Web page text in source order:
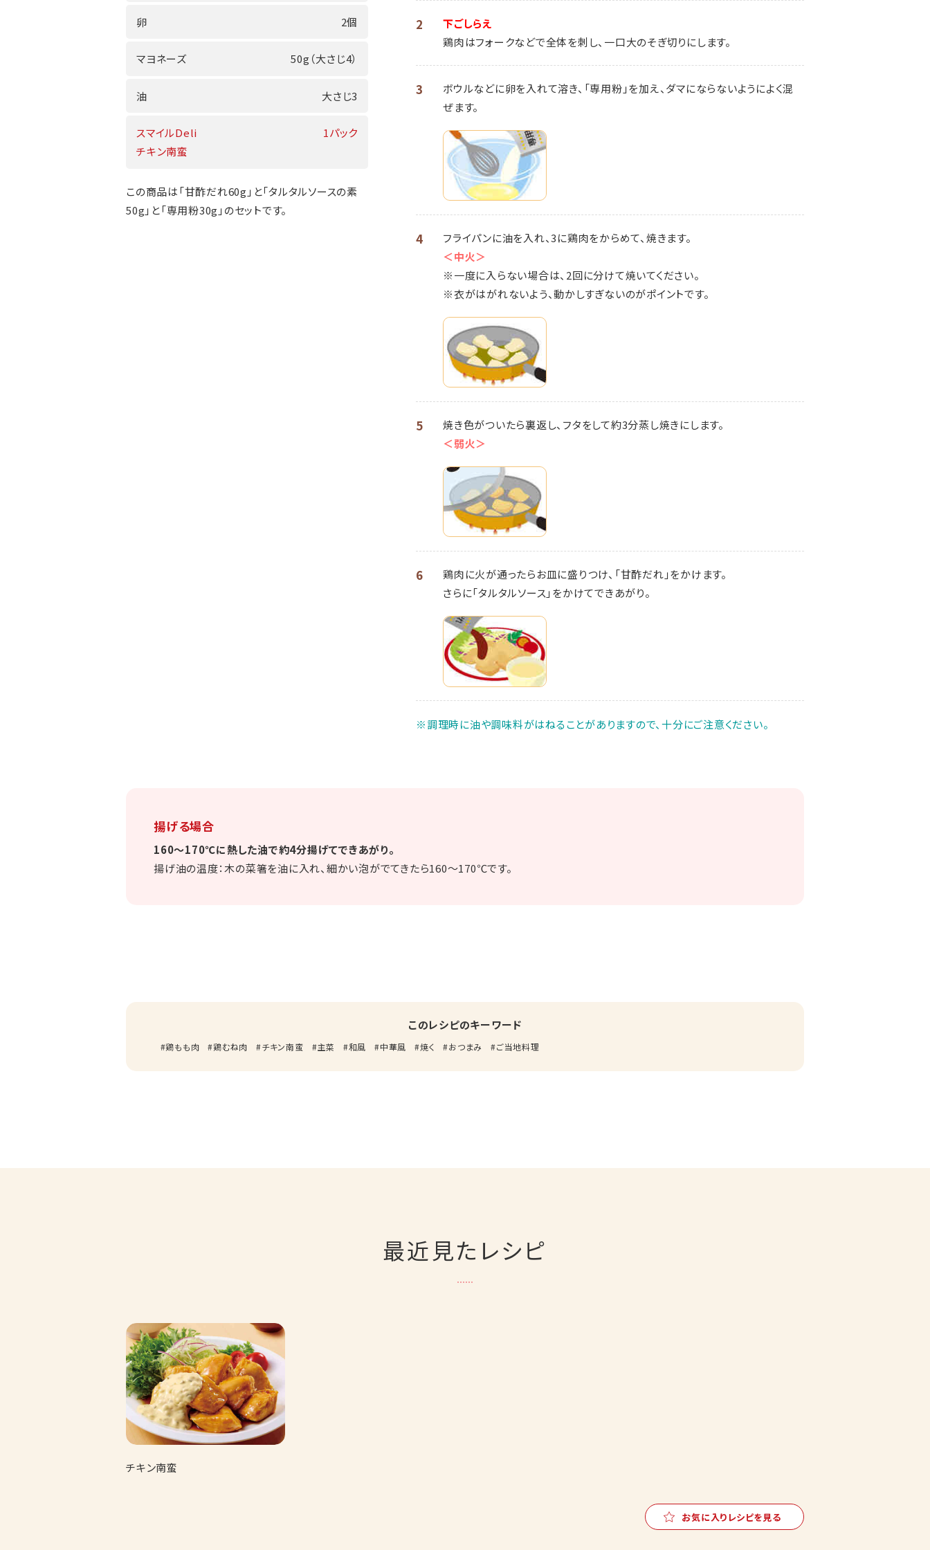
卵 2個
マヨネーズ 50g（大さじ4）
油 大さじ3
スマイルDeli
チキン南蛮
1パック
この商品は「甘酢だれ60g」と「タルタルソースの素
50g」と「専用粉30g」のセットです。
2
下ごしらえ
鶏肉はフォークなどで全体を刺し、一口大のそぎ切りにします。
3
ボウルなどに卵を入れて溶き、「専用粉」を加え、ダマにならないようによく混
ぜます。
4
フライパンに油を入れ、3に鶏肉をからめて、焼きます。
＜中火＞
※一度に入らない場合は、2回に分けて焼いてください。
※衣がはがれないよう、動かしすぎないのがポイントです。
5
焼き色がついたら裏返し、フタをして約3分蒸し焼きにします。
＜弱火＞
6
鶏肉に火が通ったらお皿に盛りつけ、「甘酢だれ」をかけます。
さらに「タルタルソース」をかけてできあがり。
※調理時に油や調味料がはねることがありますので、十分にご注意ください。
揚げる場合
160～170℃に熱した油で約4分揚げてできあがり。
揚げ油の温度：木の菜箸を油に入れ、細かい泡がでてきたら160～170℃です。
このレシピのキーワード
鶏もも肉 鶏むね肉 チキン南蛮 主菜 和風 中華風 焼く おつまみ ご当地料理
最近見たレシピ
チキン南蛮
お気に入りレシピを見る